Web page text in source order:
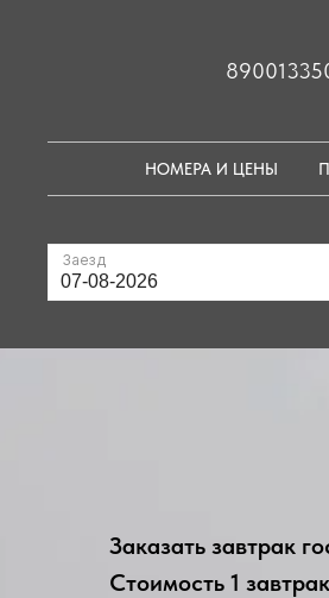
НОМЕРА И ЦЕНЫ
Заказать завтрак
Стоимость 1